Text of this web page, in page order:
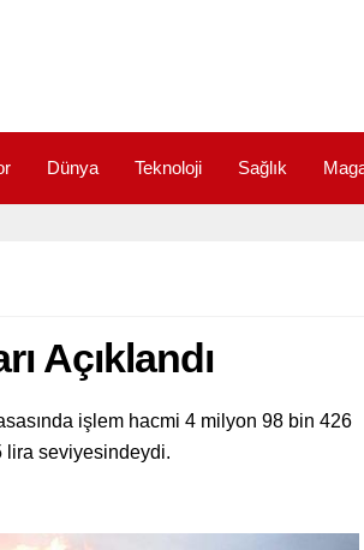
Dünya Teknoloji Sağlık
Açıklandı
işlem hacmi 4 milyon 98 bin 426
lira seviyesindeydi.